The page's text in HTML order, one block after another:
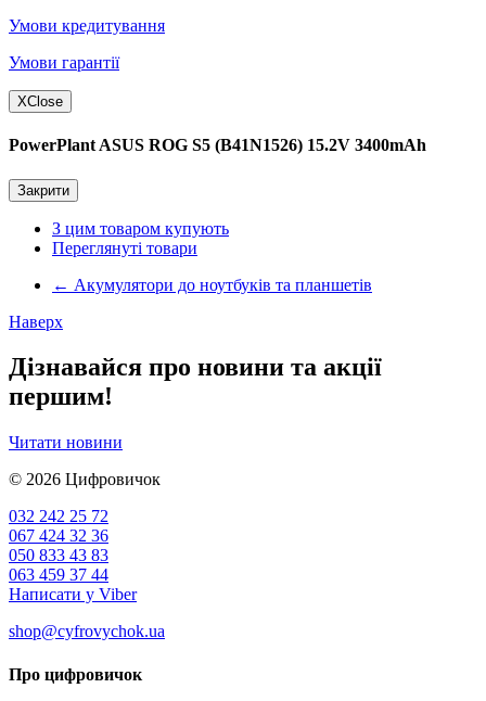
Умови кредитування
Умови гарантії
XClose
PowerPlant ASUS ROG S5 (B41N1526) 15.2V 3400mAh
Закрити
З цим товаром купують
Переглянуті товари
← Акумулятори до ноутбуків та планшетів
Наверх
Дізнавайся про новини та акції
першим!
Читати новини
© 2026 Цифровичок
032 242 25 72
067 424 32 36
050 833 43 83
063 459 37 44
Написати у Viber
shop@cyfrovychok.ua
Про цифровичок